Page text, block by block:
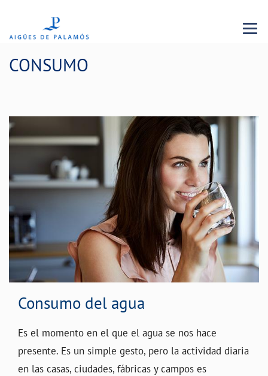
Menu
CONSUMO
Consumo del agua
Es el momento en el que el agua se nos hace
presente. Es un simple gesto, pero la actividad diaria
en las casas, ciudades, fábricas y campos es